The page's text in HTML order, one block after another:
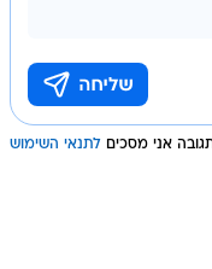
אני מסכים לתנאי השימוש